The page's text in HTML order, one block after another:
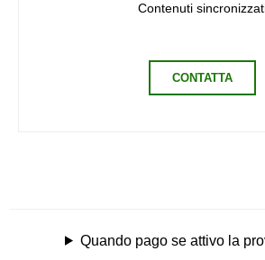
Contenuti
CONTATTA
Quando pago se attivo la